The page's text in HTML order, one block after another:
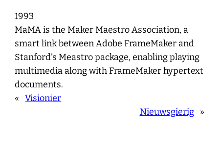
1993
MaMA is the Maker Maestro Association, a
smart link between Adobe FrameMaker and
Stanford’s Meastro package, enabling playing
multimedia along with FrameMaker hypertext
documents.
«
Visionier
Nieuwsgierig
»